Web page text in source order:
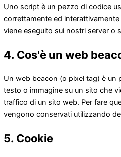
Uno script è un pezzo di codice
correttamente ed
viene eseguito sui nostri server o
4. Cos'è un web
Un web beacon (o pixel tag) è un
testo o immagine su un sito che
traffico di un sito web. Per fare
vengono conservati utilizzando
5. Cookie